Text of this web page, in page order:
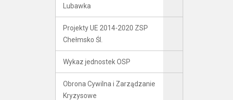
Lubawka
Projekty UE 2014-2020 ZSP
Chełmsko Śl.
Wykaz jednostek OSP
Obrona Cywilna i Zarządzanie
Kryzysowe